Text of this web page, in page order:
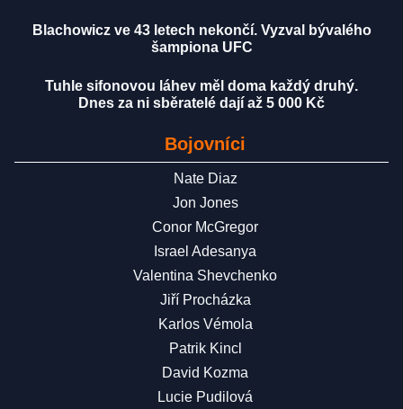
Blachowicz ve 43 letech nekončí. Vyzval bývalého
šampiona UFC
Tuhle sifonovou láhev měl doma každý druhý.
Dnes za ni sběratelé dají až 5 000 Kč
Bojovníci
Nate Diaz
Jon Jones
Conor McGregor
Israel Adesanya
Valentina Shevchenko
Jiří Procházka
Karlos Vémola
Patrik Kincl
David Kozma
Lucie Pudilová